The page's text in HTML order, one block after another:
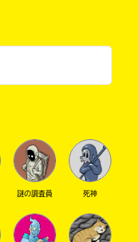
謎の調査員 死神